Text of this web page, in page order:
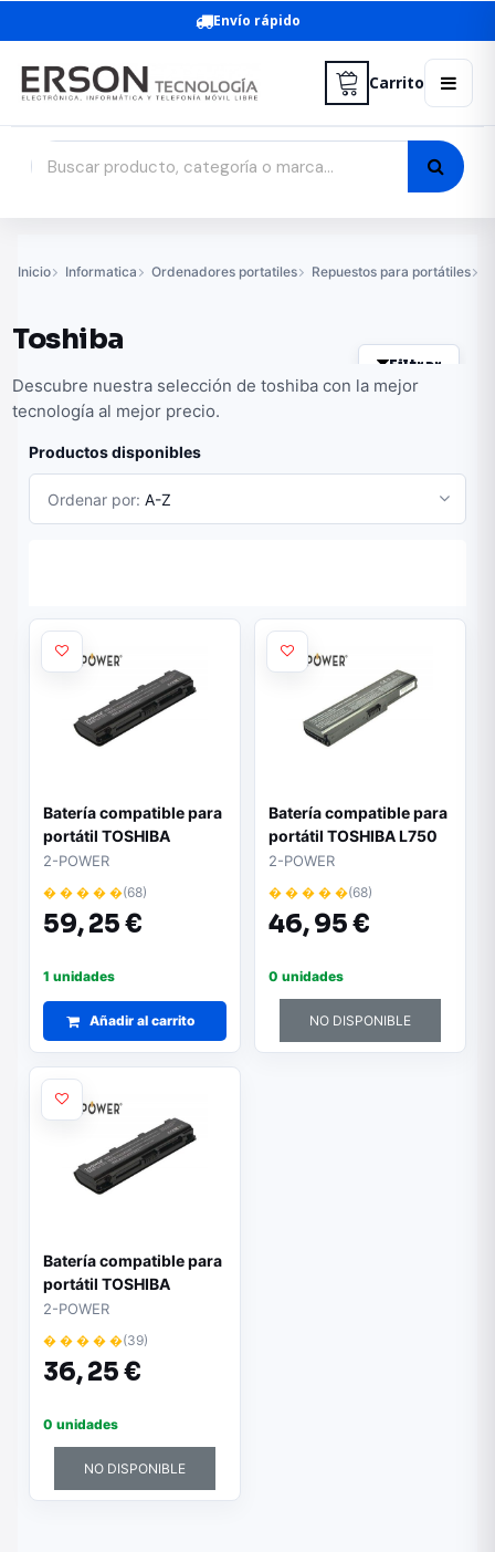
Envío rápido
Carrito
Inicio Informatica Ordenadores portatiles Repuestos para portátiles
Toshiba
Filtrar
Descubre nuestra selección de toshiba con la mejor
tecnología al mejor precio.
Productos disponibles
Ordenar por: A-Z
Batería compatible para
portátil TOSHIBA
Satellite C855 10.8V
5200mAh 2-POWER
2-POWER
� � � � �(68)
59,25 €
1 unidades
Añadir al carrito
Batería compatible para
portátil TOSHIBA L750
10.8V 5200mAh 2-
2-POWER
� � � � �(68)
46,95 €
0 unidades
NO DISPONIBLE
Batería compatible para
portátil TOSHIBA
Satellite C855 10.8V
4400mAh 2-POWER
2-POWER
� � � � �(39)
36,25 €
0 unidades
NO DISPONIBLE